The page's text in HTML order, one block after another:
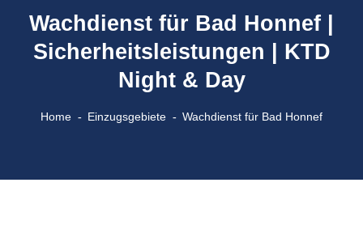
Wachdienst für Bad Honnef |
Sicherheitsleistungen | KTD
Night & Day
Home Einzugsgebiete Wachdienst für Bad Honnef